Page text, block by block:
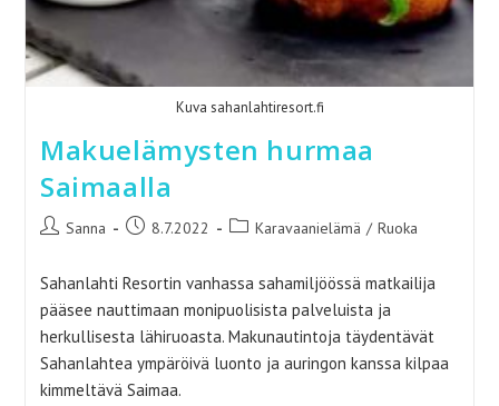
Kuva sahanlahtiresort.fi
Makuelämysten hurmaa
Saimaalla
Artikkelin
Sanna
Artikkeli8.7.2022
Artikkelin
Karavaanielämä / Ruoka
Sahanlahti Resortin vanhassa sahamiljöössä matkailija
pääsee nauttimaan monipuolisista palveluista ja
herkullisesta lähiruoasta. Makunautintoja täydentävät
Sahanlahtea ympäröivä luonto ja auringon kanssa kilpaa
kimmeltävä Saimaa.